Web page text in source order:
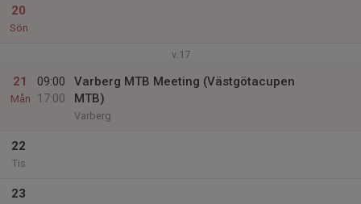
20
Sön
v.17
21
Mån
09:00
17:00
Varberg MTB Meeting (Västgötacupen
MTB)
Varberg
22
Tis
23